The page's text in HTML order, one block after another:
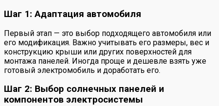
Шаг 1: Адаптация автомобиля
Первый этап — это выбор подходящего автомобиля или
его модификация. Важно учитывать его размеры, вес и
конструкцию крыши или других поверхностей для
монтажа панелей. Иногда проще и дешевле взять уже
готовый электромобиль и доработать его.
Шаг 2: Выбор солнечных панелей и
компонентов электросистемы